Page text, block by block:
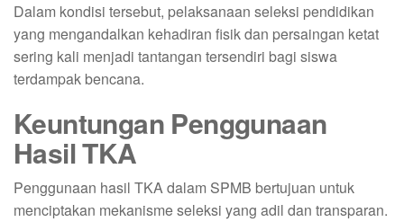
Dalam kondisi tersebut, pelaksanaan seleksi pendidikan
yang mengandalkan kehadiran fisik dan persaingan ketat
sering kali menjadi tantangan tersendiri bagi siswa
terdampak bencana.
Keuntungan Penggunaan
Hasil TKA
Penggunaan hasil TKA dalam SPMB bertujuan untuk
menciptakan mekanisme seleksi yang adil dan transparan.